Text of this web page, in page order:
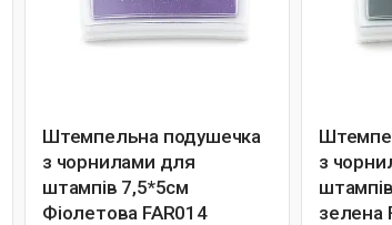
Штемпельна подушечка
з чорнилами для
штампів 7,5*5см
Фіолетова FAR014
з
зелена